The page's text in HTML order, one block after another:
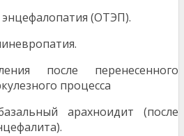
энцефалопатия (ОТЭП).
после перенесенного
процесса
арахноидит (после